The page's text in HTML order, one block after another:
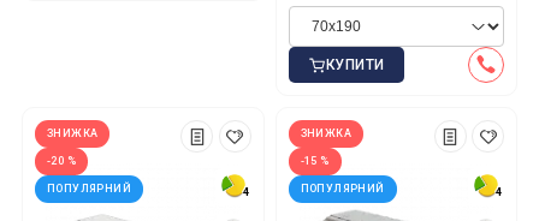
КУПИТИ
4
ЗНИЖКА
-20 %
ПОПУЛЯРНИЙ 4 4
ЗНИЖКА
-15 %
ПОПУЛЯРНИЙ 4